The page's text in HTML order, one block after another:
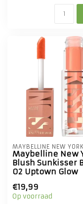
MAYBELLINE NEW YORK
Maybelline New
Blush Sunkisser
02 Uptown Glow
€19,99
Op voorraad